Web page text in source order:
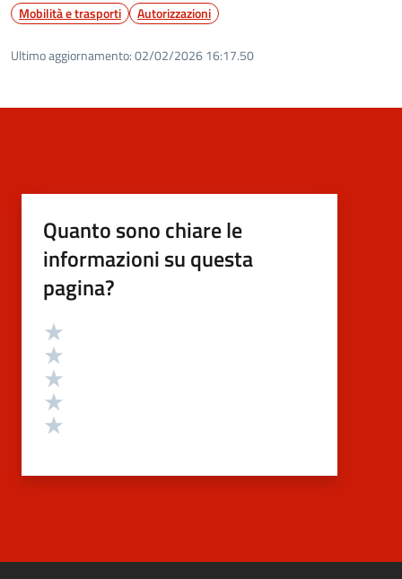
Mobilità e trasporti Autorizzazioni
Ultimo aggiornamento:02/02/2026 16:17.50
Quanto sono chiare le
informazioni su questa
pagina?
Valutazione